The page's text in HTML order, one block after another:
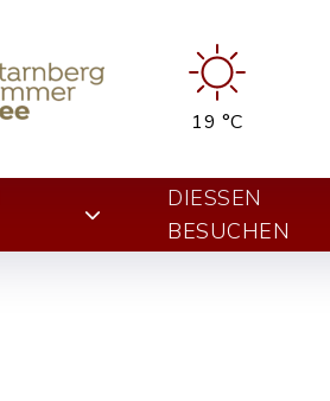
19 °C
DIESSEN B
ESUCHEN